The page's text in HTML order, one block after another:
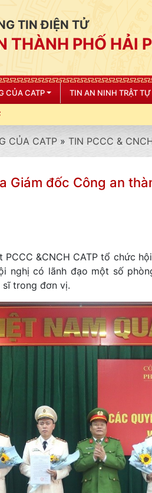
TIN ĐIỆN TỬ
THÀNH PHỐ HẢI
CỦA CATP TIN AN NINH TRẬT TỰ
CỦA CATP » TIN PCCC &
Giám đốc Công an
PCCC &CNCH CATP tổ chức
nghị có lãnh đạo một số
sĩ trong đơn vị.